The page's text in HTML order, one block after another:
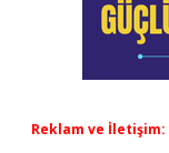
Reklam ve İletişim: